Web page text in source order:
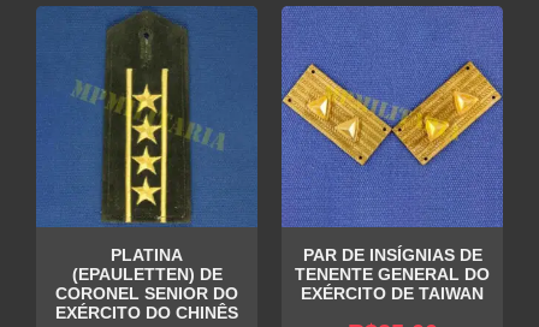
PLATINA
(EPAULETTEN) DE
CORONEL SENIOR DO
EXÉRCITO DO CHINÊS
PAR DE INSÍGNIAS DE
TENENTE GENERAL DO
EXÉRCITO DE TAIWAN